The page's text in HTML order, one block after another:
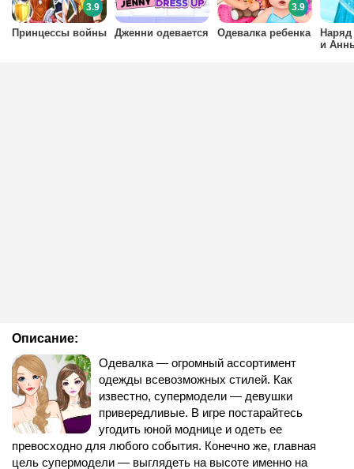
Описание:
Одевалка — огромный ассортимент
одежды всевозможных стилей. Как
известно, супермодели — девушки
привередливые. В игре постарайтесь
угодить юной моднице и одеть ее
превосходно для любого события. Конечно же, главная
цель супермодели — выглядеть на высоте именно на
Принцессы войны
3.9
Дженни одевается Одевалка ребенка
3.9
и